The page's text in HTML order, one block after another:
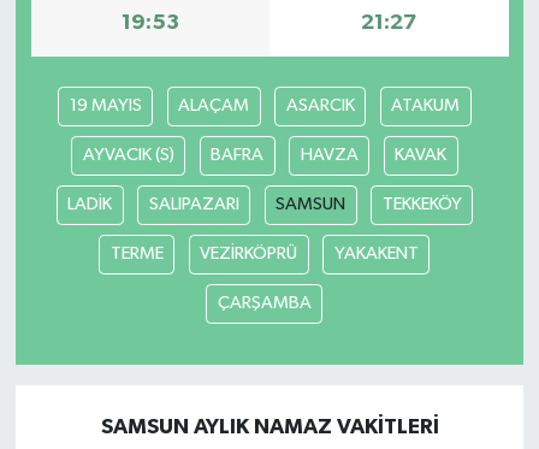
19:53 21:27
19 MAYIS ALAÇAM ASARCIK ATAKUM
AYVACIK (S) BAFRA HAVZA KAVAK
LADİK SALIPAZARI SAMSUN TEKKEKÖY
TERME VEZİRKÖPRÜ YAKAKENT
ÇARŞAMBA
SAMSUN AYLIK NAMAZ VAKITLERI